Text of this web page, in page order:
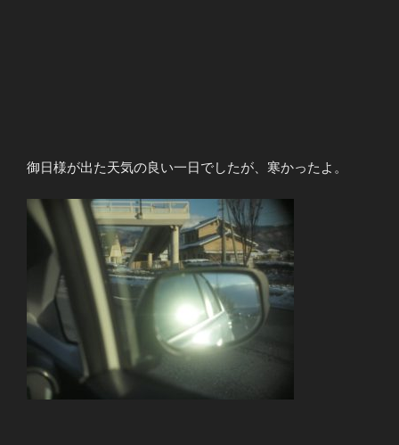
御日様が出た天気の良い一日でしたが、寒かったよ。